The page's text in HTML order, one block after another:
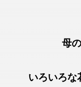
母
いろいろな